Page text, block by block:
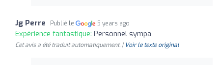
Jg Perre Publié le 5 years ago
Expérience fantastique: Personnel sympa
Cet avis a été traduit automatiquement. | Voir le texte original